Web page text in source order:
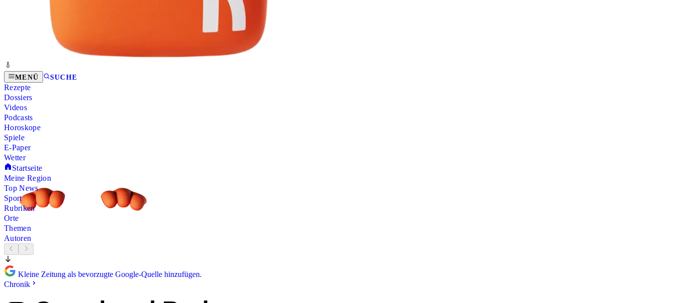
MENÜ SUCHE
Rezepte
Dossiers
Videos
Podcasts
Horoskope
Spiele
E-Paper
Wetter
Startseite
Meine Region
Top News
Sport
Rubriken
Orte
Themen
Autoren
Kleine Zeitung als bevorzugte Google-Quelle hinzufügen.
Chronik